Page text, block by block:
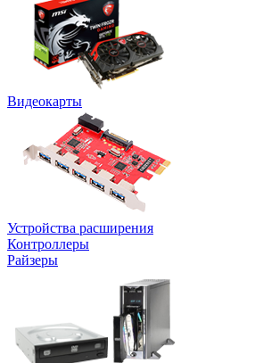
Видеокарты
Устройства расширения
Контроллеры
Райзеры